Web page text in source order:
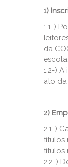
1)
1.1-)
da
escola;
1.2-)
ato da
2)
2.1-)
títulos
títulos
2.2-)